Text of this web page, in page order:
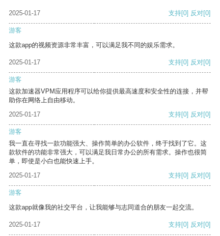
2025-01-17 支持[0] 反对[0]
游客
这款app的视频资源非常丰富，可以满足我不同的娱乐需求。
2025-01-17 支持[0] 反对[0]
游客
这款加速器VPM应用程序可以给你提供最高速度和安全性的连接，并帮
助你在网络上自由移动。
2025-01-17
支持[0] 反对[0]
游客
我一直在寻找一款功能强大、操作简单的办公软件，终于找到了它。这
款软件的功能非常强大，可以满足我日常办公的所有需求。操作也很简
单，即使是小白也能快速上手。
2025-01-17
支持[0] 反对[0]
游客
这款app就像我的社交平台，让我能够与志同道合的朋友一起交流。
2025-01-17 支持[0] 反对[0]